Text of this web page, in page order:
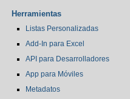
Herramientas
Listas Personalizadas
Add-In para Excel
API para Desarrolladores
App para Móviles
Metadatos